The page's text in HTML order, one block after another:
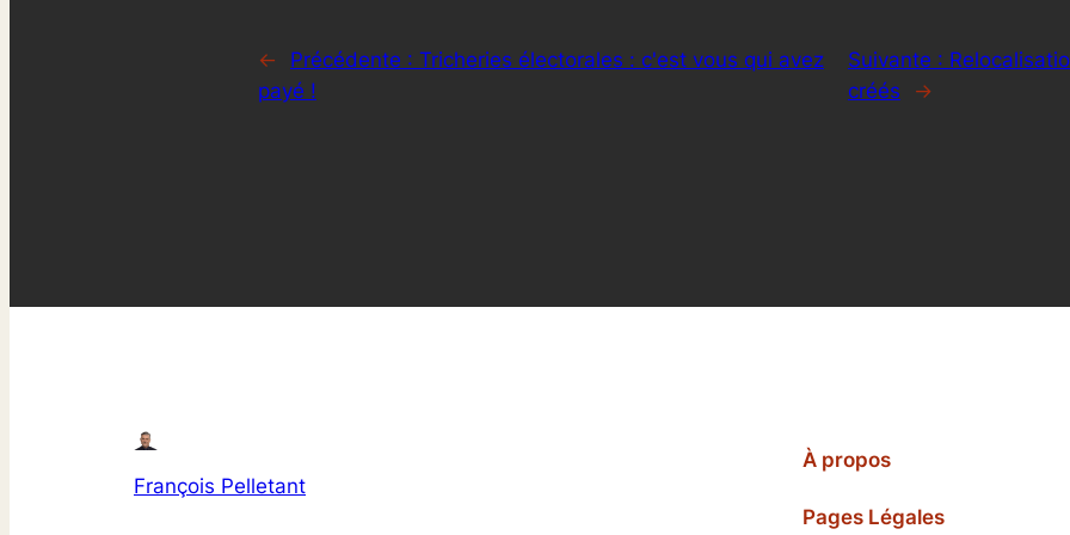
← Précédente : Tricheries électorales : c'est vous qui avez
payé !
Suivante :
créés
→
François Pelletant
À propos
Pages Légales